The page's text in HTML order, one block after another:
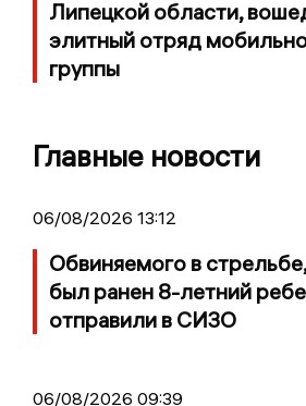
Липецкой области,
элитный отряд
группы
Главные новости
06/08/2026 13:12
Обвиняемого в
был ранен 8-летний
отправили в СИЗО
06/08/2026 09:39